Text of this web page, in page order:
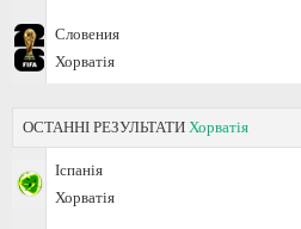
Словения
Хорватія
ОСТАННІ РЕЗУЛЬТАТИ Хорватія
Іспанія
Хорватія